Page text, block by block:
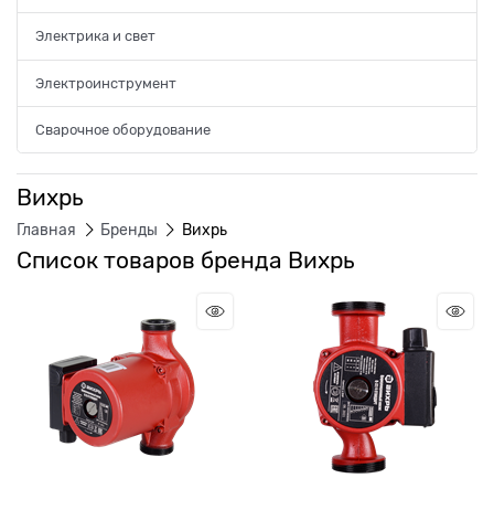
Электрика и свет
Электроинструмент
Сварочное оборудование
Вихрь
Главная Бренды Вихрь
Список товаров бренда Вихрь